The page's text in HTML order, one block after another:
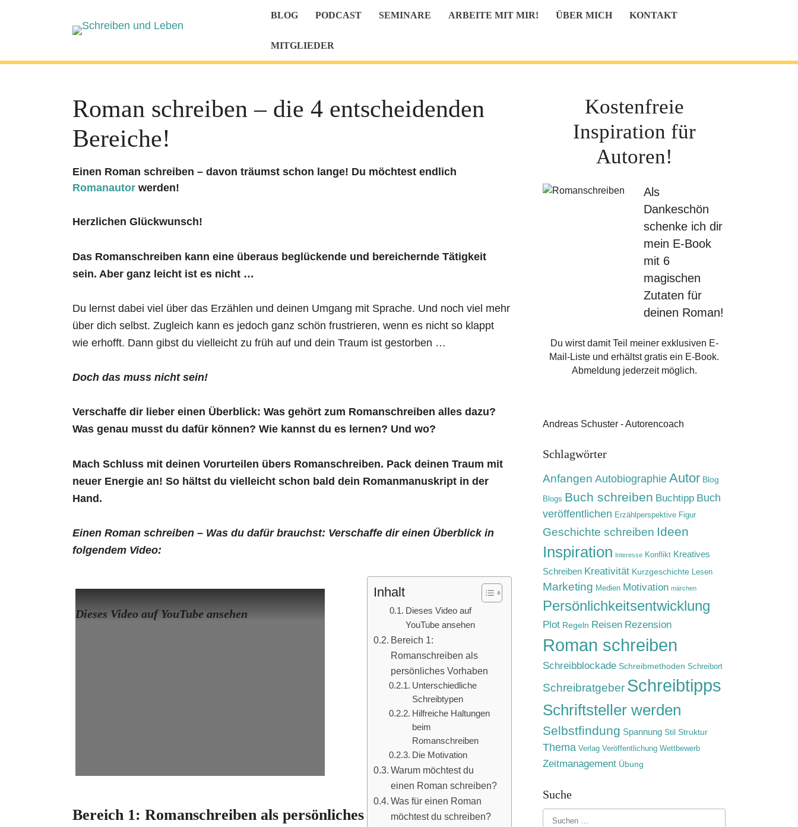
BLOG PODCAST SEMINARE ARBEITE MIT MIR! ÜBER MICH KONTAKT
MITGLIEDER
Roman schreiben – die 4 entscheidenden
Bereiche!
Einen Roman schreiben – davon träumst schon lange! Du möchtest endlich
Romanautor werden!
Herzlichen Glückwunsch!
Das Romanschreiben kann eine überaus beglückende und bereichernde Tätigkeit
sein. Aber ganz leicht ist es nicht …
Du lernst dabei viel über das Erzählen und deinen Umgang mit Sprache. Und noch viel mehr
über dich selbst. Zugleich kann es jedoch ganz schön frustrieren, wenn es nicht so klappt
wie erhofft. Dann gibst du vielleicht zu früh auf und dein Traum ist gestorben …
Doch das muss nicht sein!
Verschaffe dir lieber einen Überblick: Was gehört zum Romanschreiben alles dazu?
Was genau musst du dafür können? Wie kannst du es lernen? Und wo?
Mach Schluss mit deinen Vorurteilen übers Romanschreiben. Pack deinen Traum mit
neuer Energie an! So hältst du vielleicht schon bald dein Romanmanuskript in der
Hand.
Einen Roman schreiben – Was du dafür brauchst: Verschaffe dir einen Überblick in
folgendem Video:
Inhalt
Dieses Video auf
YouTube ansehen
Bereich 1:
Romanschreiben als
persönliches Vorhaben
Unterschiedliche
Schreibtypen
Hilfreiche Haltungen
beim
Romanschreiben
Die Motivation
Warum möchtest du
einen Roman schreiben?
Was für einen Roman
möchtest du schreiben?
Dieses Video auf YouTube ansehen
Bereich 1: Romanschreiben als persönliches
Kostenfreie
Inspiration für
Autoren!
Als
Dankeschön
schenke ich dir
mein E-Book
mit 6
magischen
Zutaten für
deinen Roman!
Du wirst damit Teil meiner exklusiven E-
Mail-Liste und erhältst gratis ein E-Book.
Abmeldung jederzeit möglich.
Andreas Schuster - Autorencoach
Schlagwörter
Anfangen Autobiographie Autor Blog
Blogs Buch schreiben Buchtipp Buch
veröffentlichen Erzählperspektive Figur
Geschichte schreiben Ideen
Inspiration Interesse Konflikt Kreatives
Schreiben Kreativität Kurzgeschichte Lesen
Marketing Medien Motivation märchen
Persönlichkeitsentwicklung
Plot Regeln Reisen Rezension
Roman schreiben
Schreibblockade Schreibmethoden Schreibort
Schreibratgeber Schreibtipps
Schriftsteller werden
Selbstfindung Spannung Stil Struktur
Thema Verlag Veröffentlichung Wettbewerb
Zeitmanagement Übung
Suche